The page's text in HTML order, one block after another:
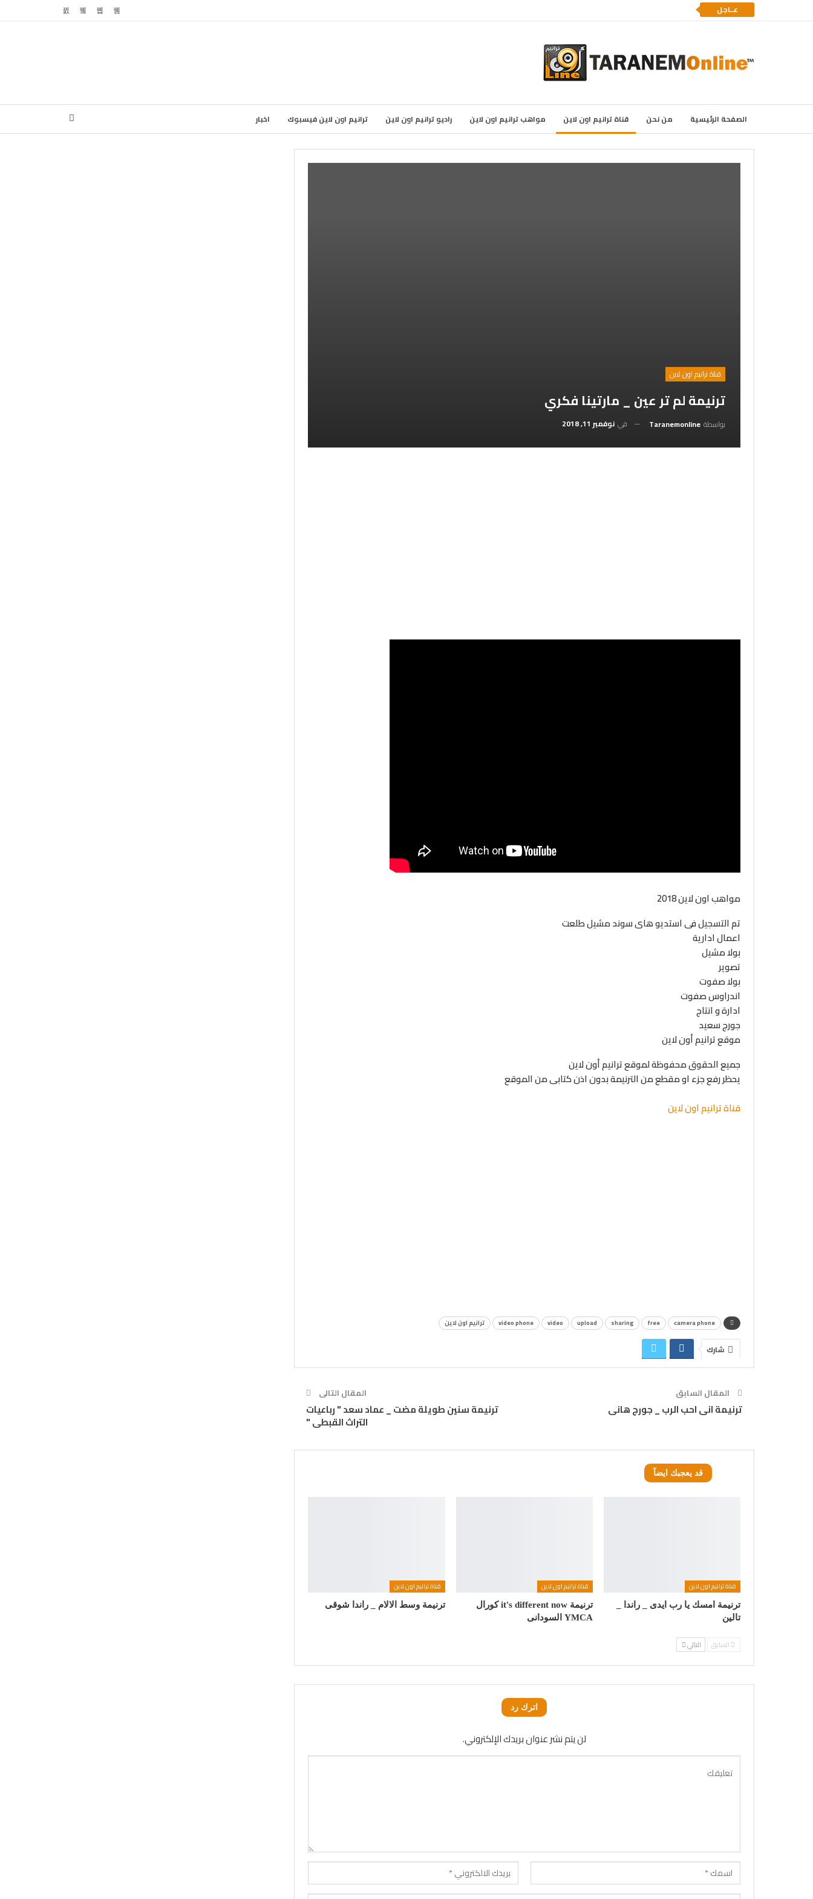
عــاجل
الصفحة الرئيسية من نحن قناة ترانيم اون لاين مواهب ترانيم اون لاين راديو ترانيم اون لاين ترانيم اون لاين فيسبوك اخبار
قناة ترانيم اون لاين
ترنيمة لم تر عين _ مارتينا فكري
بواسطة Taranemonline في نوفمبر 11, 2018
مواهب اون لاين 2018
تم التسجيل فى استديو هاى سوند مشيل طلعت
اعمال ادارية
بولا مشيل
تصوير
بولا صفوت
اندراوس صفوت
ادارة و انتاج
جورج سعيد
موقع ترانيم أون لاين
جميع الحقوق محفوظة لموقع ترانيم أون لاين
يحظر رفع جزء او مقطع من الترنيمة بدون اذن كتابى من الموقع
قناة ترانيم اون لاين
camera phone
free
sharing
upload
video
video phone ترانيم اون لاين
شارك
المقال السابق
ترنيمة انى احب الرب _ جورج هانى
المقال التالى
ترنيمة سنين طويلة مضت _ عماد سعد " رباعيات
التراث القبطى "
قد يعجبك ايضآ
قناة ترانيم اون لاين
ترنيمة امسك يا رب ايدى _ راندا _
تالين
قناة ترانيم اون لاين
ترنيمة it's different now كورال
YMCA السودانى
قناة ترانيم اون لاين
ترنيمة وسط الالام _ راندا شوقى
السابق التالي
اترك رد
لن يتم نشر عنوان بريدك الإلكتروني.